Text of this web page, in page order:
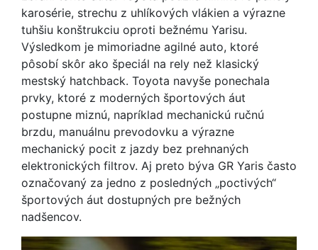
karosérie, strechu z uhlíkových vlákien a výrazne
tuhšiu konštrukciu oproti bežnému Yarisu.
Výsledkom je mimoriadne agilné auto, ktoré
pôsobí skôr ako špeciál na rely než klasický
mestský hatchback. Toyota navyše ponechala
prvky, ktoré z moderných športových áut
postupne miznú, napríklad mechanickú ručnú
brzdu, manuálnu prevodovku a výrazne
mechanický pocit z jazdy bez prehnaných
elektronických filtrov. Aj preto býva GR Yaris často
označovaný za jedno z posledných „poctivých“
športových áut dostupných pre bežných
nadšencov.